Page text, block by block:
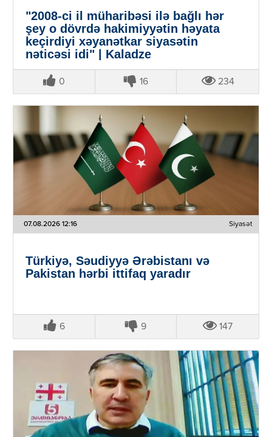
"2008-ci il müharibəsi ilə bağlı hər
şey o dövrdə hakimiyyətin həyata
keçirdiyi xəyanətkar siyasətin
nəticəsi idi" | Kaladze
0 16 234
07.08.2026 12:16 Siyasət
Türkiyə, Səudiyyə Ərəbistanı və
Pakistan hərbi ittifaq yaradır
6 9 147